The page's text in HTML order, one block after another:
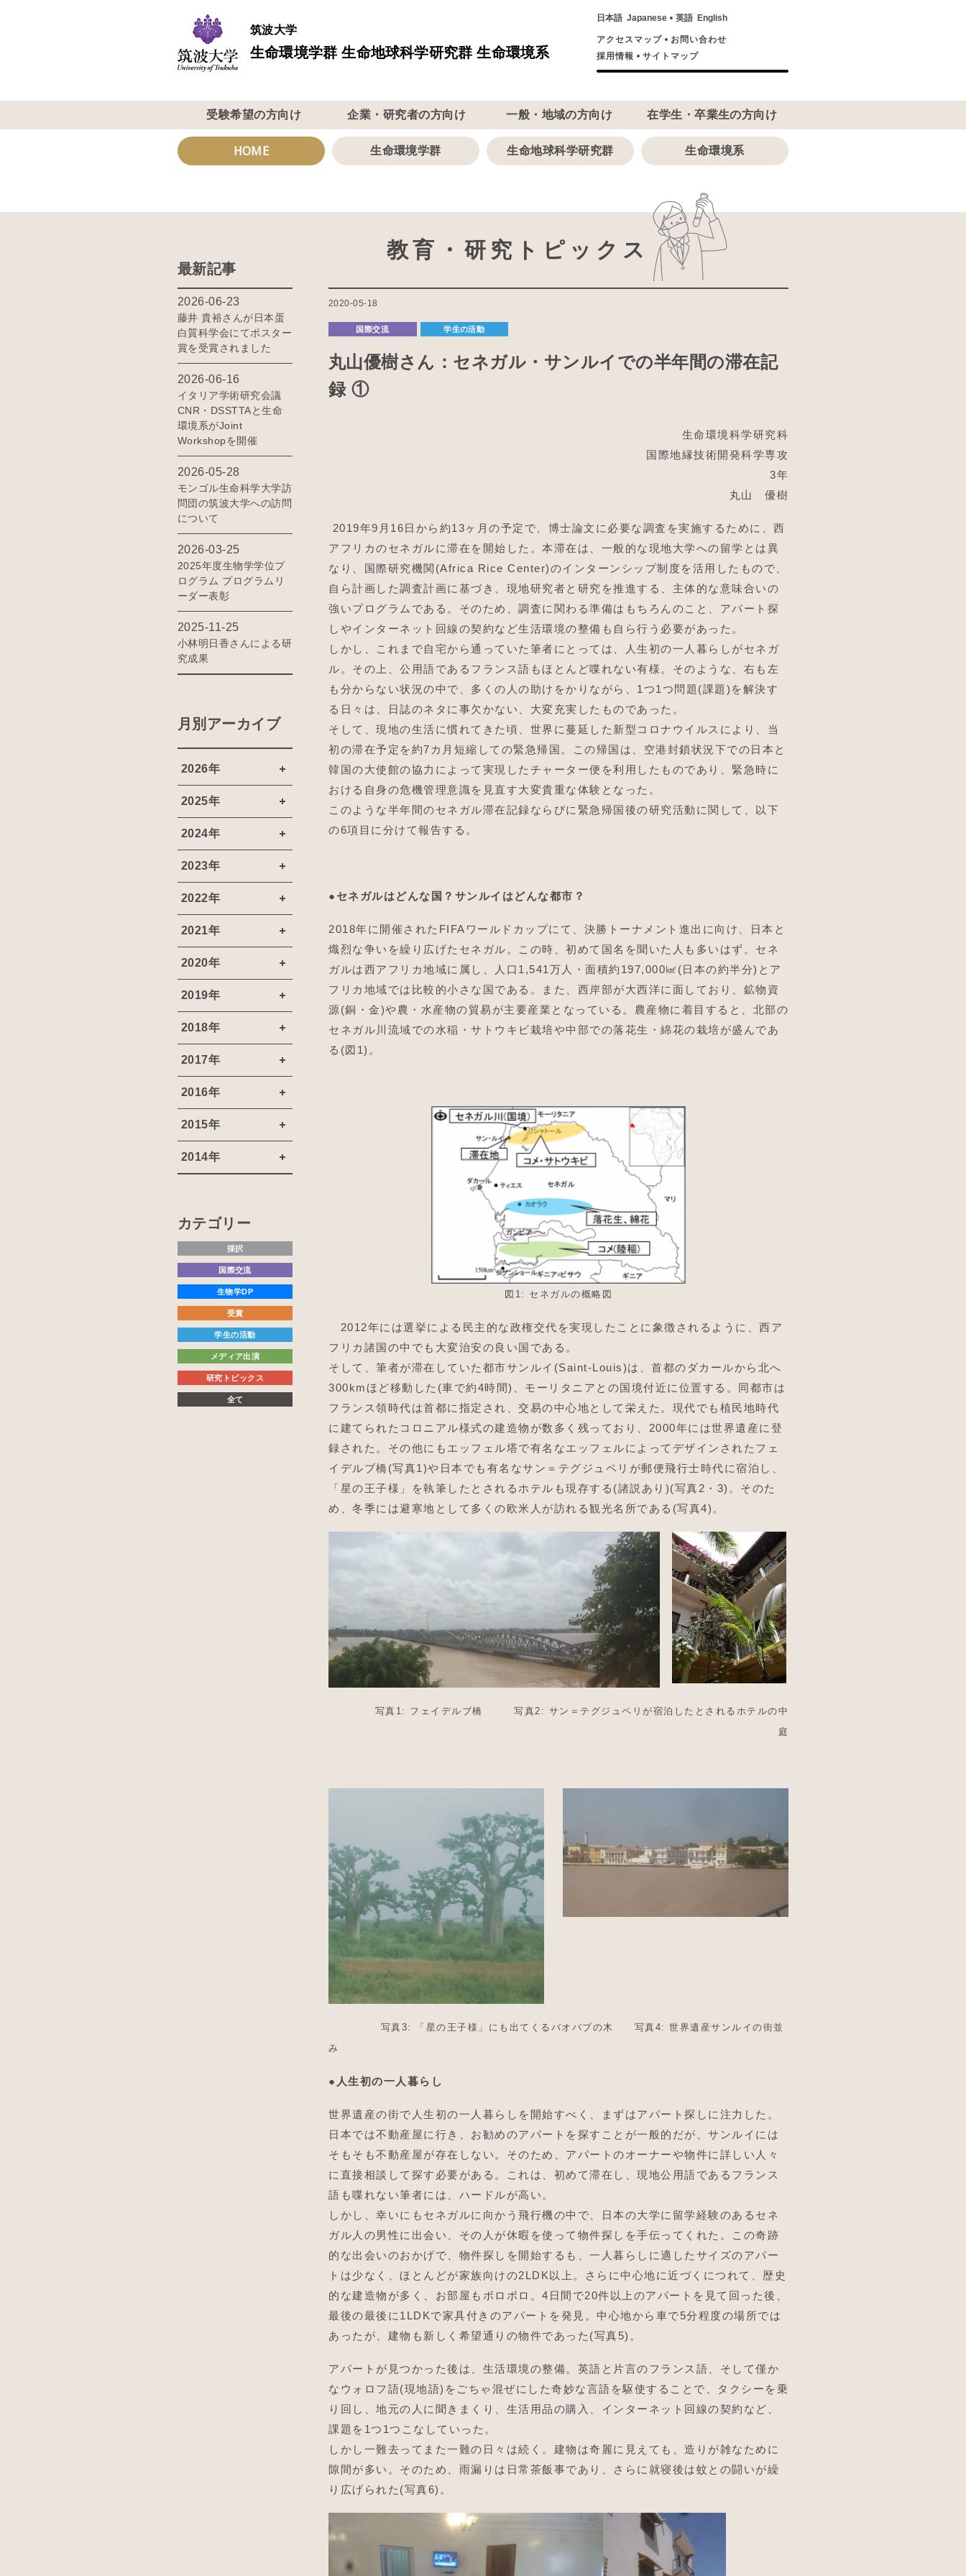
筑波大学
生命環境学群 生命地球科学研究群 生命環境系
日本語 Japanese 英語 English
アクセスマップ
お問い合わせ
採用情報
サイトマップ
受験希望の方向け 企業・研究者の方向け 一般・地域の方向け 在学生・卒業生の方向け
HOME 生命環境学群 生命地球科学研究群 生命環境系
教育・研究トピックス
2020-05-18
国際交流 学生の活動
丸山優樹さん：セネガル・サンルイでの半年間の滞在記
録 ①
生命環境科学研究科
国際地縁技術開発科学専攻
3年
丸山 優樹
2019年9月16日から約13ヶ月の予定で、博士論文に必要な調査を実施するために、西
アフリカのセネガルに滞在を開始した。本滞在は、一般的な現地大学への留学とは異
なり、国際研究機関(Africa Rice Center)のインターンシップ制度を活用したもので、
自ら計画した調査計画に基づき、現地研究者と研究を推進する、主体的な意味合いの
強いプログラムである。そのため、調査に関わる準備はもちろんのこと、アパート探
しやインターネット回線の契約など生活環境の整備も自ら行う必要があった。
しかし、これまで自宅から通っていた筆者にとっては、人生初の一人暮らしがセネガ
ル。その上、公用語であるフランス語もほとんど喋れない有様。そのような、右も左
も分からない状況の中で、多くの人の助けをかりながら、1つ1つ問題(課題)を解決す
る日々は、日誌のネタに事欠かない、大変充実したものであった。
そして、現地の生活に慣れてきた頃、世界に蔓延した新型コロナウイルスにより、当
初の滞在予定を約7カ月短縮しての緊急帰国。この帰国は、空港封鎖状況下での日本と
韓国の大使館の協力によって実現したチャーター便を利用したものであり、緊急時に
おける自身の危機管理意識を見直す大変貴重な体験となった。
このような半年間のセネガル滞在記録ならびに緊急帰国後の研究活動に関して、以下
の6項目に分けて報告する。
● セネガルはどんな国？サンルイはどんな都市？
2018年に開催されたFIFAワールドカップにて、決勝トーナメント進出に向け、日本と
熾烈な争いを繰り広げたセネガル。この時、初めて国名を聞いた人も多いはず。セネ
ガルは西アフリカ地域に属し、人口1,541万人・面積約197,000㎢(日本の約半分)とア
フリカ地域では比較的小さな国である。また、西岸部が大西洋に面しており、鉱物資
源(銅・金)や農・水産物の貿易が主要産業となっている。農産物に着目すると、北部の
セネガル川流域での水稲・サトウキビ栽培や中部での落花生・綿花の栽培が盛んであ
る(図1)。
図1: セネガルの概略図
2012年には選挙による民主的な政権交代を実現したことに象徴されるように、西ア
フリカ諸国の中でも大変治安の良い国である。
そして、筆者が滞在していた都市サンルイ(Saint-Louis)は、首都のダカールから北へ
300kmほど移動した(車で約4時間)、モーリタニアとの国境付近に位置する。同都市は
フランス領時代は首都に指定され、交易の中心地として栄えた。現代でも植民地時代
に建てられたコロニアル様式の建造物が数多く残っており、2000年には世界遺産に登
録された。その他にもエッフェル塔で有名なエッフェルによってデザインされたフェ
イデルブ橋(写真1)や日本でも有名なサン＝テグジュペリが郵便飛行士時代に宿泊し、
「星の王子様」を執筆したとされるホテルも現存する(諸説あり)(写真2・3)。そのた
め、冬季には避寒地として多くの欧米人が訪れる観光名所である(写真4)。
写真1: フェイデルブ橋 写真2: サン＝テグジュペリが宿泊したとされるホテルの中
庭
写真3: 「星の王子様」にも出てくるバオバブの木 写真4: 世界遺産サンルイの街並
み
● 人生初の一人暮らし
世界遺産の街で人生初の一人暮らしを開始すべく、まずはアパート探しに注力した。
日本では不動産屋に行き、お勧めのアパートを探すことが一般的だが、サンルイには
そもそも不動産屋が存在しない。そのため、アパートのオーナーや物件に詳しい人々
に直接相談して探す必要がある。これは、初めて滞在し、現地公用語であるフランス
語も喋れない筆者には、ハードルが高い。
しかし、幸いにもセネガルに向かう飛行機の中で、日本の大学に留学経験のあるセネ
ガル人の男性に出会い、その人が休暇を使って物件探しを手伝ってくれた。この奇跡
的な出会いのおかげで、物件探しを開始するも、一人暮らしに適したサイズのアパー
トは少なく、ほとんどが家族向けの2LDK以上。さらに中心地に近づくにつれて、歴史
的な建造物が多く、お部屋もボロボロ。4日間で20件以上のアパートを見て回った後、
最後の最後に1LDKで家具付きのアパートを発見。中心地から車で5分程度の場所では
あったが、建物も新しく希望通りの物件であった(写真5)。
アパートが見つかった後は、生活環境の整備。英語と片言のフランス語、そして僅か
なウォロフ語(現地語)をごちゃ混ぜにした奇妙な言語を駆使することで、タクシーを乗
り回し、地元の人に聞きまくり、生活用品の購入、インターネット回線の契約など、
課題を1つ1つこなしていった。
しかし一難去ってまた一難の日々は続く。建物は奇麗に見えても、造りが雑なために
隙間が多い。そのため、雨漏りは日常茶飯事であり、さらに就寝後は蚊との闘いが繰
り広げられた(写真6)。
最新記事
2026-06-23
藤井 貴裕さんが日本蛋
白質科学会にてポスター
賞を受賞されました
2026-06-16
イタリア学術研究会議
CNR・DSSTTAと生命
環境系がJoint
Workshopを開催
2026-05-28
モンゴル生命科学大学訪
問団の筑波大学への訪問
について
2026-03-25
2025年度生物学学位プ
ログラム プログラムリ
ーダー表彰
2025-11-25
小林明日香さんによる研
究成果
月別アーカイブ
2026年
2025年
2024年
2023年
2022年
2021年
2020年
2019年
2018年
2017年
2016年
2015年
2014年
カテゴリー
採択
国際交流
生物学DP
受賞
学生の活動
メディア出演
研究トピックス
全て